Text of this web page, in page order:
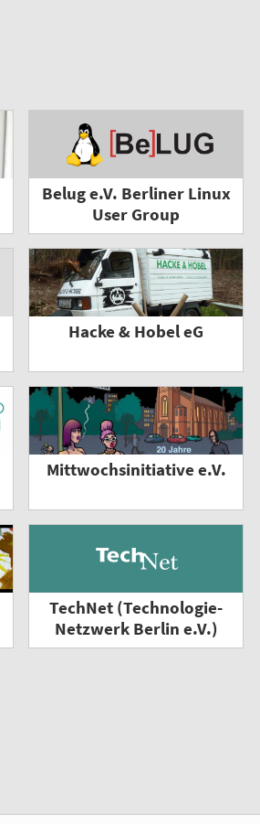
Belug e.V. Berliner Linux
User Group
Hacke & Hobel eG
Mittwochsinitiative e.V.
TechNet (Technologie-
Netzwerk Berlin e.V.)